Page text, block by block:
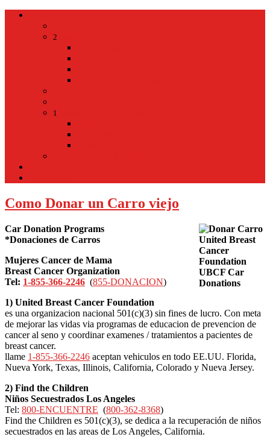
2
1
Como Donar un Carro viejo
Car Donation Programs
*Donaciones de Carros
Mujeres Cancer de Mama
Breast Cancer Organization
Tel: 1-855-366-2246 (855-DONACION)
1) United Breast Cancer Foundation
es una organizacion nacional 501(c)(3) sin fines de lucro. Con meta
de mejorar las vidas via programas de educacion de prevencion de
cancer al seno y coordinar examenes / tratamientos a pacientes de
breast cancer.
llame 1-855-366-2246 aceptan vehiculos en todo EE.UU. Florida,
Nueva York, Texas, Illinois, California, Colorado y Nueva Jersey.
2) Find the Children
Niños Secuestrados Los Angeles
Tel: 800-ENCUENTRE (800-362-8368)
Find the Children es 501(c)(3), se dedica a la recuperación de niños
secuestrados en las areas de Los Angeles, California.